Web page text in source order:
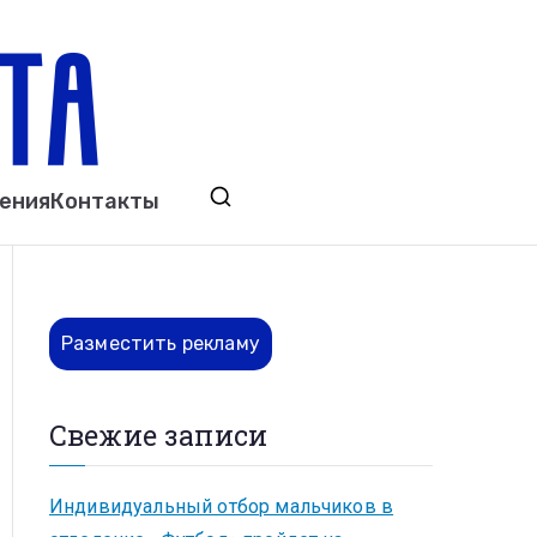
Выкса. Муром. Кулебаки. Навашино,
Контакты
Разместить рекламу
Свежие записи
Индивидуальный отбор мальчиков в